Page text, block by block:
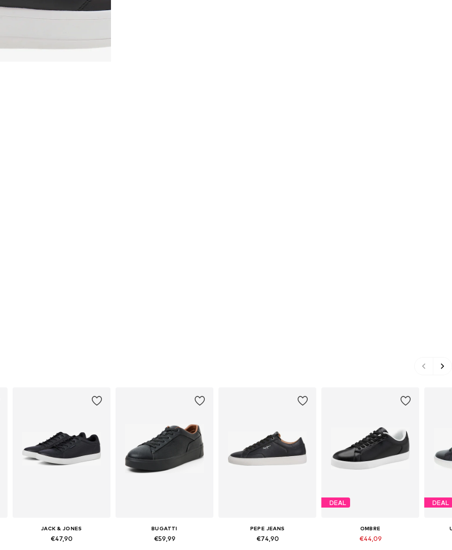
JACK & JONES
€47,90
BUGATTI
€59,99
PEPE JEANS
€74,90
DEAL
OMBRE
€44,09
DEAL